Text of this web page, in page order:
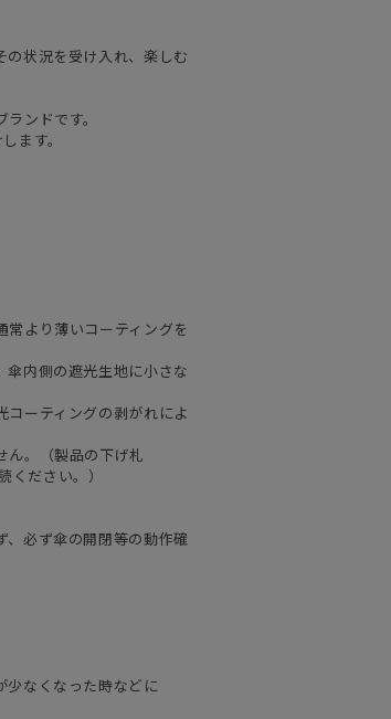
の状況を受け入れ、楽しむ
ンドです。
ます。
より薄いコーティングを
内側の遮光生地に小さな
ーティングの剥がれによ
ん。（製品の下げ札
ください。）
必ず傘の開閉等の動作確
少なくなった時などに